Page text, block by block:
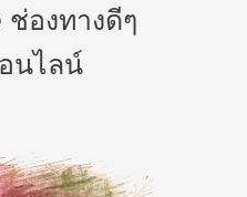
ช่องทางดีๆ
นไลน์